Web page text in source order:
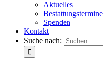
Aktuelles
Bestattungstermine
Spenden
Kontakt
Suche nach: